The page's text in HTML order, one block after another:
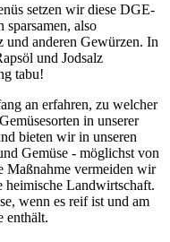
setzen wir diese DGE-
sparsamen, also
und anderen Gewürzen. In
und Jodsalz
tabu!
an erfahren, zu welcher
Gemüsesorten in unserer
bieten wirin unseren
Gemüse - möglichst von
Maßnahme vermeiden wir
heimische Landwirtschaft.
, wenn es reif ist und am
enthält.